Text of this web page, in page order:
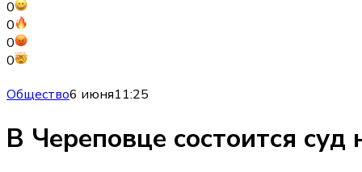
0
0
0
0
Общество6 июня11:25
В Череповце состоится